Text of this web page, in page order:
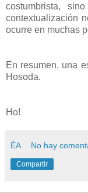
costumbrista,
contextualización
ocurre en muchas
En resumen, una
Hosoda.
Ho!
ÉA No hay
Compartir